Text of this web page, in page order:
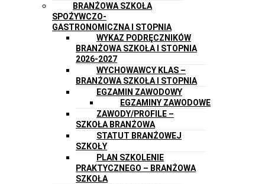
BRANŻOWA SZKOŁA
SPOŻYWCZO-
GASTRONOMICZNA I STOPNIA
WYKAZ PODRĘCZNIKÓW
BRANŻOWA SZKOŁA I STOPNIA
2026-2027
WYCHOWAWCY KLAS –
BRANŻOWA SZKOŁA I STOPNIA
EGZAMIN ZAWODOWY
EGZAMINY ZAWODOWE
ZAWODY/PROFILE –
SZKOŁA BRANŻOWA
STATUT BRANŻOWEJ
SZKOŁY
PLAN SZKOLENIE
PRAKTYCZNEGO – BRANŻOWA
SZKOŁA